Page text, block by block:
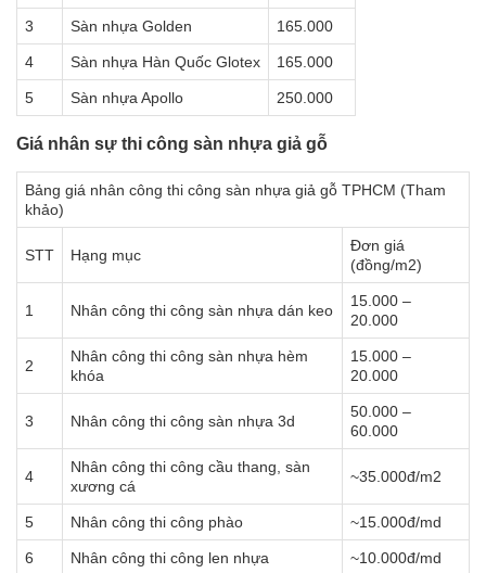
3 Sàn nhựa Golden 165.000
4 Sàn nhựa Hàn Quốc Glotex 165.000
5 Sàn nhựa Apollo 250.000
Giá nhân sự thi công sàn nhựa giả gỗ
Bảng giá nhân công thi công sàn nhựa giả gỗ TPHCM (Tham
khảo)
STT Hạng mục
Đơn giá
(đồng/m2)
1 Nhân công thi công sàn nhựa dán keo
15.000 –
20.000
2
Nhân công thi công sàn nhựa hèm
khóa
15.000 –
20.000
3 Nhân công thi công sàn nhựa 3d
50.000 –
60.000
4
Nhân công thi công cầu thang, sàn
xương cá
~35.000đ/m2
5 Nhân công thi công phào ~15.000đ/md
6 Nhân công thi công len nhựa
~10.000đ/md